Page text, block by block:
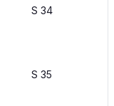
S 34
S 35